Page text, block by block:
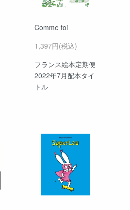
Comme toi
1,397円(税込)
フランス絵本定期便
2022年7月配本タイ
トル